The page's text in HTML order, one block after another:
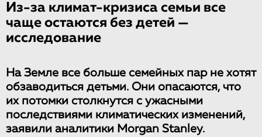
Из-за климат-кризиса семьи все
чаще остаются без детей —
исследование
На Земле все больше семейных пар не хотят
обзаводиться детьми. Они опасаются, что
их потомки столкнутся с ужасными
последствиями климатических изменений,
заявили аналитики Morgan Stanley.